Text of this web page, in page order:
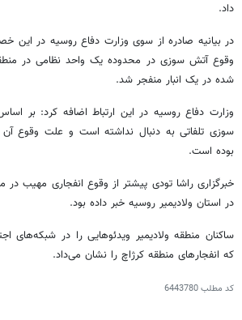
داد.
در بیانیه صادره از سوی وزارت دفاع روسیه در این
وقوع آتش سوزی در محدوده یک واحد نظامی در
شده در یک انبار منفجر شد.
وزارت دفاع روسیه در این ارتباط اضافه کرد: بر
سوزی تلفاتی به دنبال نداشته است و علت وقوع آن
بوده است.
خبرگزاریراشا تودی پیشتراز وقوع انفجاری مهیب در
در استان ولادیمیر روسیه خبر داده بود.
ساکنان منطقه ولادیمیر ویدئوهاییرا در شبکه‌های
که انفجارهای منطقه کرژاچ را نشان می‌داد.
کد مطلب6443780